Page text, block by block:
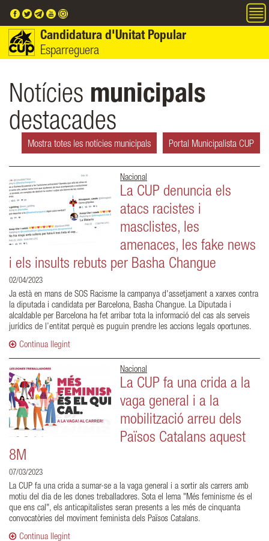
Candidatura d'Unitat Popular
Esparreguera
Notícies municipals
destacades
Mostra totes les notícies municipals Portal Municipalista CUP
Nacional
La CUP denuncia els
atacs racistes i
masclistes, les
amenaces, les fake news
i els insults rebuts per Basha Changue
02/04/2023
Ja està en mans de SOS Racisme la campanya d'assetjament a xarxes contra
la diputada i candidata per Barcelona, Basha Changue. La Diputada i
alcaldable per Barcelona ha fet arribar tota la informació del cas als serveis
jurídics de l’entitat perquè es puguin prendre les accions legals oportunes.
Continua llegint
Nacional
La CUP fa una crida a la
vaga general i a la
mobilització arreu dels
Països Catalans aquest
8M
07/03/2023
La CUP fa una crida a sumar-se a la vaga general i a sortir als carrers amb
motiu del dia de les dones treballadores. Sota el lema "Més feminisme és el
que ens cal", els anticapitalistes seran presents a les més de cinquanta
convocatòries del moviment feminista dels Països Catalans.
Continua llegint